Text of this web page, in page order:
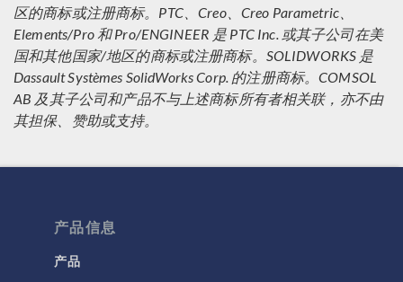
区的商标或注册商标。PTC、Creo、Creo Parametric、
Elements/Pro 和 Pro/ENGINEER 是 PTC Inc. 或其子公司在美
国和其他国家/地区的商标或注册商标。SOLIDWORKS 是
Dassault Systèmes SolidWorks Corp. 的注册商标。COMSOL
AB 及其子公司和产品不与上述商标所有者相关联，亦不由
其担保、赞助或支持。
产品信息
产品